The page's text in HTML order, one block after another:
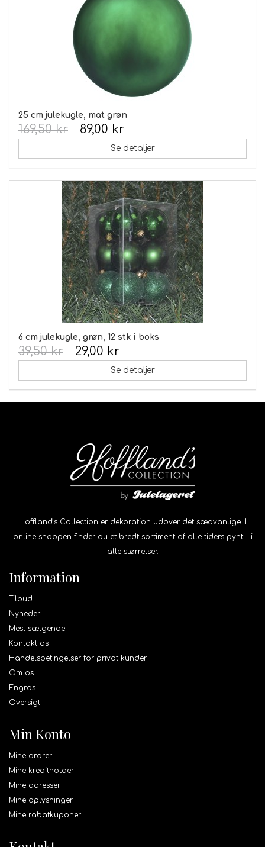
25 cm julekugle, mat grøn
89,00 kr
169,50 kr
Se detaljer
6 cm julekugle, grøn, 12 stk i boks
29,00 kr
39,50 kr
Se detaljer
Hoffland’s Collection er dekoration udover det sædvanlige. I
online shoppen finder du et bredt sortiment af alle tiders pynt – i
alle størrelser.
Information
Tilbud
Nyheder
Mest sælgende
Kontakt os
Handelsbetingelser for privat kunder
Om os
Engros
Oversigt
Min Konto
Mine ordrer
Mine kreditnotaer
Mine adresser
Mine oplysninger
Mine rabatkuponer